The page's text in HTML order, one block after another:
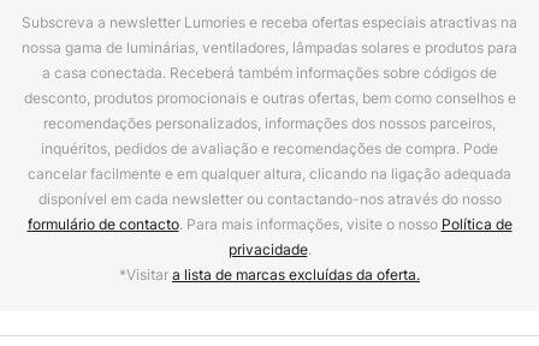
Subscreva a newsletter Lumories e receba ofertas especiais atractivas na
nossa gama de luminárias, ventiladores, lâmpadas solares e produtos para
a casa conectada. Receberá também informações sobre códigos de
desconto, produtos promocionais e outras ofertas, bem como conselhos e
recomendações personalizados, informações dos nossos parceiros,
inquéritos, pedidos de avaliação e recomendações de compra. Pode
cancelar facilmente e em qualquer altura, clicando na ligação adequada
disponível em cada newsletter ou contactando-nos através do nosso
formulário de contacto. Para mais informações, visite o nosso Política de
privacidade.
*Visitara lista de marcas excluídas da oferta.